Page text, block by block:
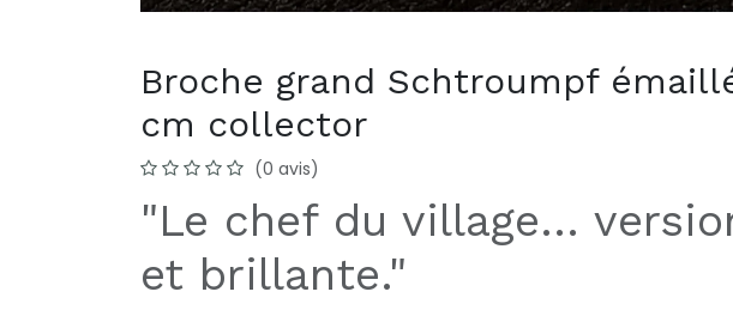
Broche grand Schtroumpf
cm collector
(0 avis)
"Le chef du village…
et brillante."